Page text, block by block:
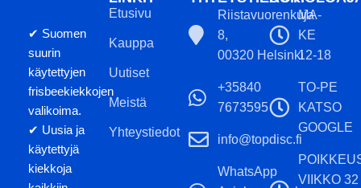
että se auttaa sinua vaikeista
paikoista, navigoi haastavilla
väylillä ja voittaa kaikki
Hyvä: Suorat väyläheitot,
hyzer-heitot, flex-heitot,
kämmenheitot, tuuliset päivät,
ammattilaispelaajat.
✔ Suomen
suurin
käytettyjen
frisbeekiekkojen
valikoima.
✔ Uusia ja
käytettyjä
kiekkoja
Etusivu
Kauppa
Uutiset
Meistä
Yhteystiedot
Riistavuorenkuja
8,
00320 Helsinki
+35840
7673595
info@topdisc.fi
WhatsApp
MA-
KE
12-18
TO-PE
KATSO
GOOGLE
VIIKKO 32